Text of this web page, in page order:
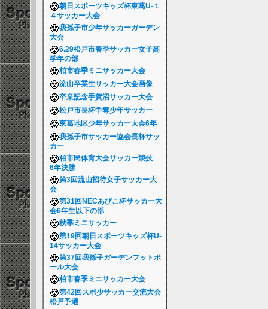
朝日スポーツキッズ杯東葛U-１
４サッカー大会
我孫子市少年サッカーガーデン
大会
6.29松戸市春季サッカー女子高
学年の部
柏市春季ミニサッカー大会
流山卒業生サッカー大会画像
卒業記念手賀沼サッカー大会
松戸市長杯争奪少年サッカー
東葛地区少年サッカー大会6年
我孫子市サッカー協会長杯サッ
カー
柏市民体育大会サッカー競技
6年決勝
第3回流山招待女子サッカー大
会
第31回NECあびこ杯サッカー大
会6年生以下の部
秋季ミニサッカー
第19回朝日スポーツキッズ杯U-
14サッカー大会
第37回我孫子ガーデンフットボ
ール大会
柏市春季ミニサッカー大会
第42回スポ少サッカー交流大会
松戸予選